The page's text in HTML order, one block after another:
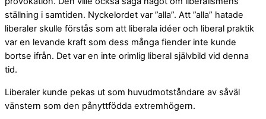
ställning i samtiden. Nyckelordet var ”alla”. Att ”alla” hatade
liberaler skulle förstås som att liberala idéer och liberal praktik
var en levande kraft som dess många fiender inte kunde
bortse ifrån. Det var en inte orimlig liberal självbild vid denna
tid.
Liberaler kunde pekas ut som huvudmotståndare av såväl
vänstern som den pånyttfödda extremhögern.